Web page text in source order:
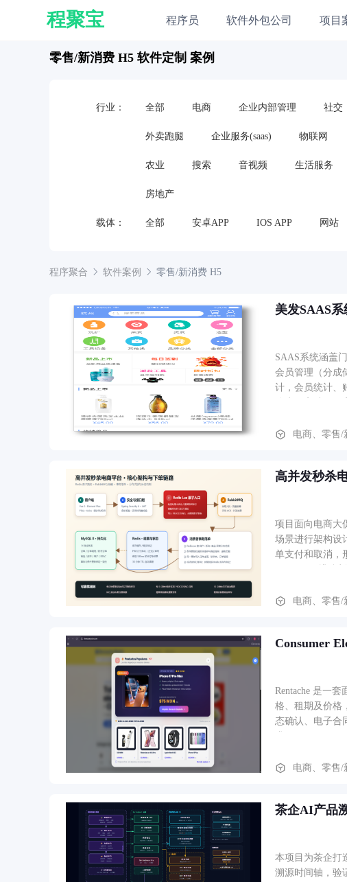
程聚宝 程序员 软件外包公司 项目
零售/新消费 H5 软件定制 案例
行业： 全部 电商 企业内部管理 社交
外卖跑腿 企业服务(saas) 物联网
农业 搜索 音视频 生活服务
房地产
载体： 全部 安卓APP IOS APP 网站
程序聚合 软件案例 零售/新消费 H5
美发SAAS系
SAAS系统涵盖
会员管理（分成
计，会员统计、
电商、零售/
高并发秒杀
项目面向电商大
场景进行架构设
单支付和取消，形成从选品到履约的完整
个前端页面、38
电商、零售/
Consumer
Rentache 是一
格、租期及价格
态确认、电子合
电商、零售/
茶企AI产品
本项目为茶企打
溯源时间轴，验